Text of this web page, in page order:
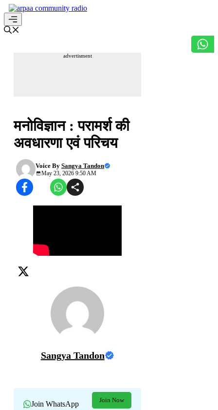
Skip
to
content
Menu
advertisment
मनोविज्ञान : परामर्श की
अवधारणा एवं परिचय
Voice By Sangya Tandon
May 23, 2026 9:50 AM
Sangya Tandon
Join WhatsApp Join Now